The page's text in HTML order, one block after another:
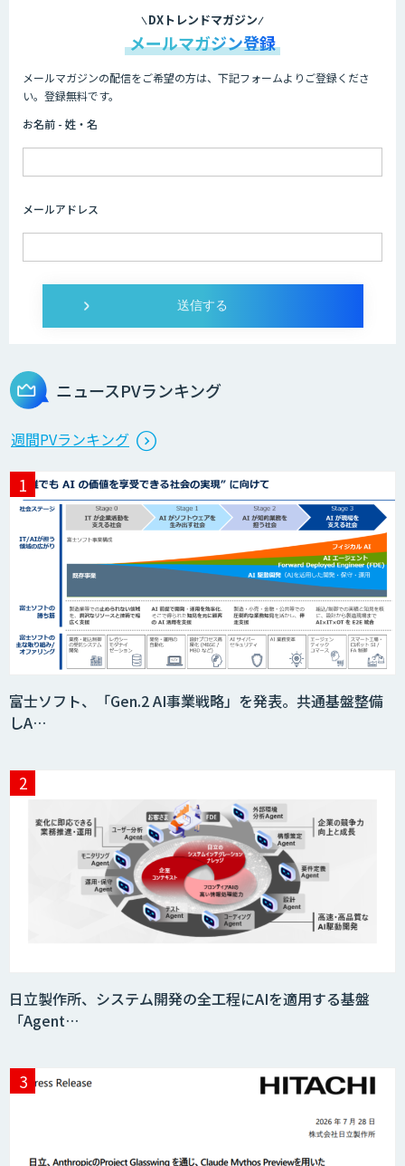
DXトレンドマガジン
メールマガジン登録
メールマガジンの配信をご希望の方は、下記フォームよりご登録くださ
い。登録無料です。
お名前 - 姓・名
メールアドレス
ニュースPVランキング
週間PVランキング
富士ソフト、「Gen.2 AI事業戦略」を発表。共通基盤整備
しA…
日立製作所、システム開発の全工程にAIを適用する基盤
「Agent…